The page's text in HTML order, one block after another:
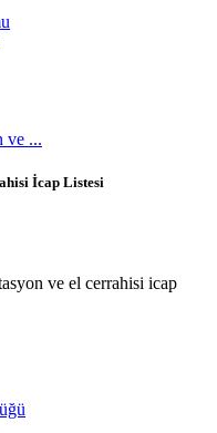
ve ...
İcap Listesi
ve el cerrahisi icap